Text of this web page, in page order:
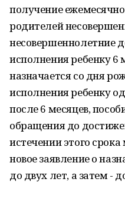
получение
родителей
несовершеннолетние
исполнения ребенку 6
назначается со дня
исполнения ребенку
после 6 месяцев,
обращения до
истечении этого
новое заявление о
до двух лет, а затем -